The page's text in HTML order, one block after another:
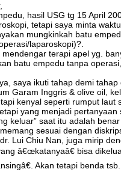
hasil USG tg 15 April
tetapi saya minta
mungkinkah batu
laparoskopi)?.
terapi apel yg.
batu empedu tanpa
saya ikuti tahap demi
Garam Inggris & olive oil,
kenyal seperti rumput laut
yang menjadi pertanyaan
keluar” saat itu adalah
sesuai dengan
Lui Chiu Nan, juga mirip
â€œkatanyaâ€ bisa
Akan tetapi benda